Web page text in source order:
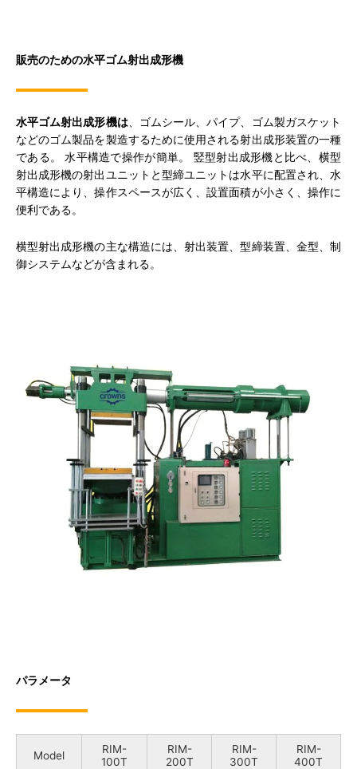
販売のための水平ゴム射出成形機
水平ゴム射出成形機は、ゴムシール、パイプ、ゴム製ガスケット
などのゴム製品を製造するために使用される射出成形装置の一種
である。 水平構造で操作が簡単。 竪型射出成形機と比べ、横型
射出成形機の射出ユニットと型締ユニットは水平に配置され、水
平構造により、操作スペースが広く、設置面積が小さく、操作に
便利である。
横型射出成形機の主な構造には、射出装置、型締装置、金型、制
御システムなどが含まれる。
パラメータ
Model
RIM-
100T
RIM-
200T
RIM-
300T
RIM-
400T